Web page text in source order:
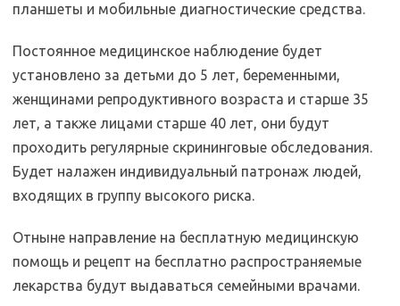
планшеты и мобильные диагностические средства.
Постоянное медицинское наблюдение будет
установлено за детьми до 5 лет, беременными,
женщинами репродуктивного возраста и старше 35
лет, а также лицами старше 40 лет, они будут
проходить регулярные скрининговые обследования.
Будет налажен индивидуальный патронаж людей,
входящих в группу высокого риска.
Отныне направление на бесплатную медицинскую
помощь и рецепт на бесплатно распространяемые
лекарства будут выдаваться семейными врачами.